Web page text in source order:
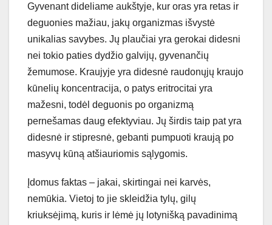
Gyvenant dideliame aukštyje, kur oras yra retas ir
deguonies mažiau, jakų organizmas išvystė
unikalias savybes. Jų plaučiai yra gerokai didesni
nei tokio paties dydžio galvijų, gyvenančių
žemumose. Kraujyje yra didesnė raudonųjų kraujo
kūnelių koncentracija, o patys eritrocitai yra
mažesni, todėl deguonis po organizmą
pernešamas daug efektyviau. Jų širdis taip pat yra
didesnė ir stipresnė, gebanti pumpuoti kraują po
masyvų kūną atšiauriomis sąlygomis.
Įdomus faktas – jakai, skirtingai nei karvės,
nemūkia. Vietoj to jie skleidžia tylų, gilų
kriuksėjimą, kuris ir lėmė jų lotynišką pavadinimą